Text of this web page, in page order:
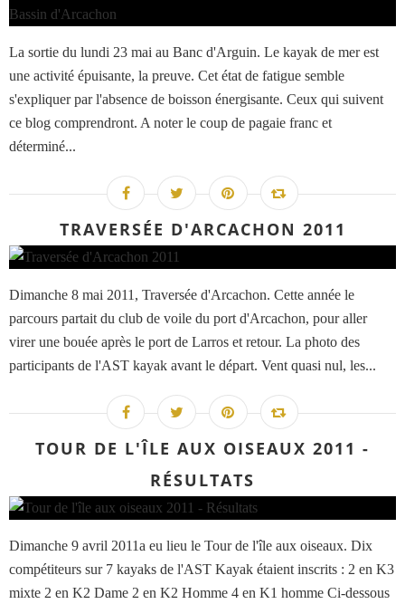
La sortie du lundi 23 mai au Banc d'Arguin. Le kayak de mer est
une activité épuisante, la preuve. Cet état de fatigue semble
s'expliquer par l'absence de boisson énergisante. Ceux qui suivent
ce blog comprendront. A noter le coup de pagaie franc et
déterminé...
TRAVERSÉE D'ARCACHON 2011
Dimanche 8 mai 2011, Traversée d'Arcachon. Cette année le
parcours partait du club de voile du port d'Arcachon, pour aller
virer une bouée après le port de Larros et retour. La photo des
participants de l'AST kayak avant le départ. Vent quasi nul, les...
TOUR DE L'ÎLE AUX OISEAUX 2011 -
RÉSULTATS
Dimanche 9 avril 2011a eu lieu le Tour de l'île aux oiseaux. Dix
compétiteurs sur 7 kayaks de l'AST Kayak étaient inscrits : 2 en K3
mixte 2 en K2 Dame 2 en K2 Homme 4 en K1 homme Ci-dessous